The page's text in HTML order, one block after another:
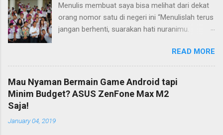
Menulis membuat saya bisa melihat dari dekat
orang nomor satu di negeri ini “Menulislah terus
jangan berhenti, suarakan hati nuranimu.
membela dirinya sendiri, biarlah tulisanmu itu
mengikuti takdirnya.” (Buya Hamka) Saya baru
mengenal petikan masyur di atas belakangan,
jauh bertahun-tahun setelah saya bergumul
READ MORE
Mau Nyaman Bermain Game Android tapi
Minim Budget? ASUS ZenFone Max M2
Saja!
January 04, 2019